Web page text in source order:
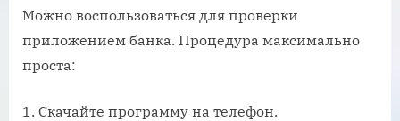
Можно воспользоваться для проверки
приложением банка. Процедура максимально
проста:
Скачайте программу на телефон.